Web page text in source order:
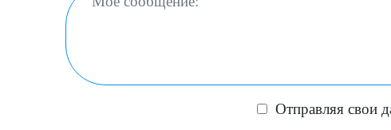
Отправляя свои